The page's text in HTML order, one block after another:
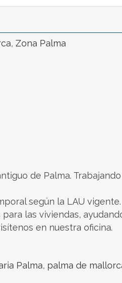
, Zona Palma
de Palma.
según la LAU vigente.
las viviendas,
en nuestra oficina.
Palma, palma de